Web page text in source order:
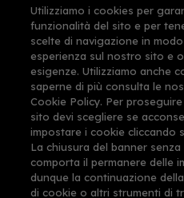
Autorizzazione
l'esercizio dell'attività di
turismo rilasciata dalla
feb-1999
This site is protected by
GooglePrivacy Policy
apply.
Utilizziamo i cookies per
funzionalità del sito e per
scelte di navigazione in
esperienza sul nostro sito e
esigenze. Utilizziamo anche
saperne di più consulta le
Cookie Policy. Per
sito devi scegliere se
impostare i cookie cliccando
La chiusura del banner
comporta il permanere delle
dunque la continuazione
di cookie o altri strumenti di